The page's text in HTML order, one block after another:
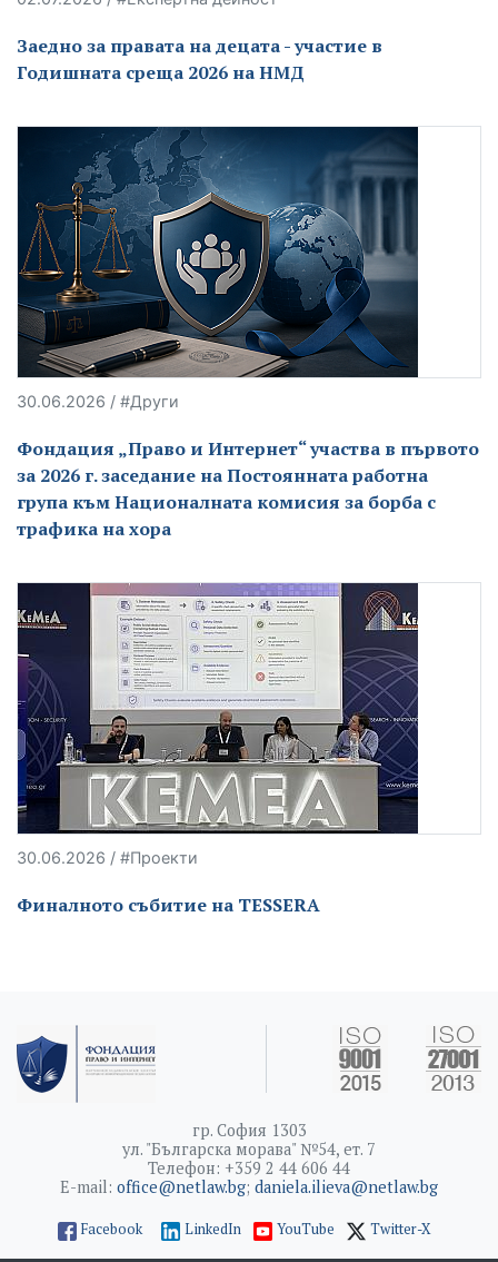
Заедно за правата на децата - участие в
Годишната среща 2026 на НМД
30.06.2026 / #Други
Фондация „Право и Интернет“ участва в първото
за 2026 г. заседание на Постоянната работна
група към Националната комисия за борба с
трафика на хора
30.06.2026 / #Проекти
Финалното събитие на TESSERA
гр. София 1303
ул. "Българска морава" №54, ет. 7
Телефон: +359 2 44 606 44
E-mail: office@netlaw.bg; daniela.ilieva@netlaw.bg
Facebook LinkedIn YouTube Twitter-X